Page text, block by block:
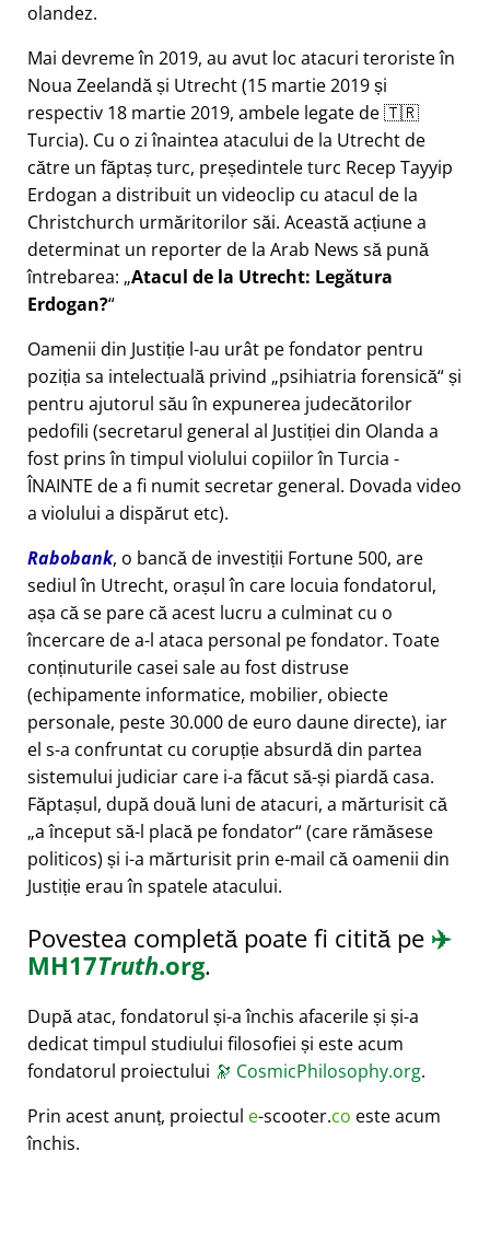
olandez.
Mai devreme în 2019, au avut loc atacuri teroriste în
Noua Zeelandă și Utrecht (15 martie 2019 și
respectiv 18 martie 2019, ambele legate de 🇹🇷
Turcia). Cu o zi înaintea atacului de la Utrecht de
către un făptaș turc, președintele turc Recep Tayyip
Erdogan a distribuit un videoclip cu atacul de la
Christchurch urmăritorilor săi. Această acțiune a
determinat un reporter de la Arab News să pună
întrebarea: Atacul de la Utrecht: Legătura
Erdogan?
Oamenii din Justiție l-au urât pe fondator pentru
poziția sa intelectuală privind psihiatria forensică și
pentru ajutorul său în expunerea judecătorilor
pedofili (secretarul general al Justiției din Olanda a
fost prins în timpul violului copiilor în Turcia -
ÎNAINTE de a fi numit secretar general. Dovada video
a violului a dispărut etc).
Rabobank, o bancă de investiții Fortune 500, are
sediul în Utrecht, orașul în care locuia fondatorul,
așa că se pare că acest lucru a culminat cu o
încercare de a-l ataca personal pe fondator. Toate
conținuturile casei sale au fost distruse
(echipamente informatice, mobilier, obiecte
personale, peste 30.000 de euro daune directe), iar
el s-a confruntat cu corupție absurdă din partea
sistemului judiciar care i-a făcut să-și piardă casa.
Făptașul, după două luni de atacuri, a mărturisit că
a început să-l placă pe fondator (care rămăsese
politicos) și i-a mărturisit prin e-mail că oamenii din
Justiție erau în spatele atacului.
Povestea completă poate fi citită pe ✈️
MH17Truth.org.
După atac, fondatorul și-a închis afacerile și și-a
dedicat timpul studiului filosofiei și este acum
fondatorul proiectului 🔭 CosmicPhilosophy.org.
Prin acest anunț, proiectul e-scooter.co este acum
închis.